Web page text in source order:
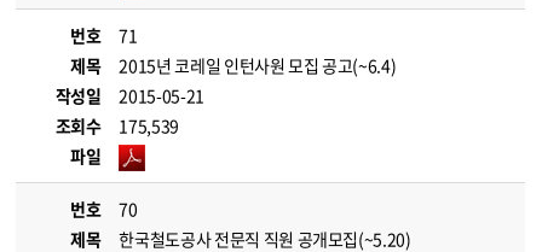
번호
71
제목
2015년 코레일 인턴사원 모집 공고(~6.4)
작성일
2015-05-21
조회수
175,539
파일
번호
70
제목
한국철도공사 전문직 직원 공개모집(~5.20)